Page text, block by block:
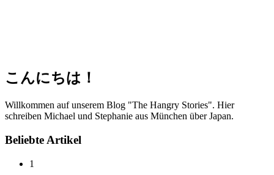
こんにちは！
Willkommen auf unserem Blog "The Hangry Stories". Hier
schreiben Michael und Stephanie aus München über Japan.
Beliebte Artikel
1